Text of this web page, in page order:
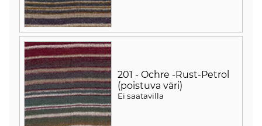
201 - Ochre -Rust-Petrol
(poistuva väri)
Ei saatavilla